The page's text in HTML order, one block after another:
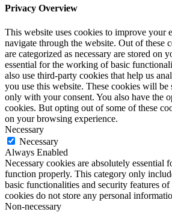
Privacy Overview
This website uses cookies to improve your
navigate through the website. Out of these
are categorized as necessary are stored on
essential for the working of basic
also use third-party cookies that help us
you use this website. These cookies will
only with your consent. You also have the
cookies. But opting out of some of these
on your browsing experience.
Necessary
Necessary
Always Enabled
Necessary cookies are absolutely essential
function properly. This category only
basic functionalities and security features
cookies do not store any personal
Non-necessary